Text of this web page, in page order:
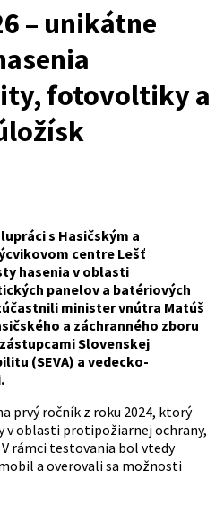
– unikátne
fotovoltiky a
s Hasičským a
centre Lešť
hasenia v oblasti
panelov a batériových
minister vnútra Matúš
a záchranného zboru
Slovenskej
(SEVA) a vedecko-
prvý ročník z roku 2024, ktorý
v oblasti protipožiarnej ochrany,
rámci testovania bol vtedy
a overovali sa možnosti